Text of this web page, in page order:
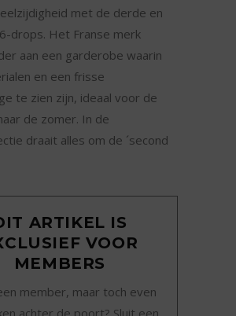
met de derde en
drops. Het Franse merk
aan een garderobe waarin
en een frisse
te zien zijn, ideaal voor de
de zomer. In de
draait alles om de ´second
ARTIKEL IS
VOOR
MEMBERS
member, maar toch even
achter de poort? Sluit een